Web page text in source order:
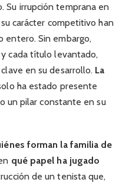
Su irrupción temprana en
carácter competitivo han
entero. Sin embargo,
cada título levantado,
en su desarrollo. La
ha estado presente
un pilar constante en su
forman la familia de
qué papel ha jugado
de un tenista que,